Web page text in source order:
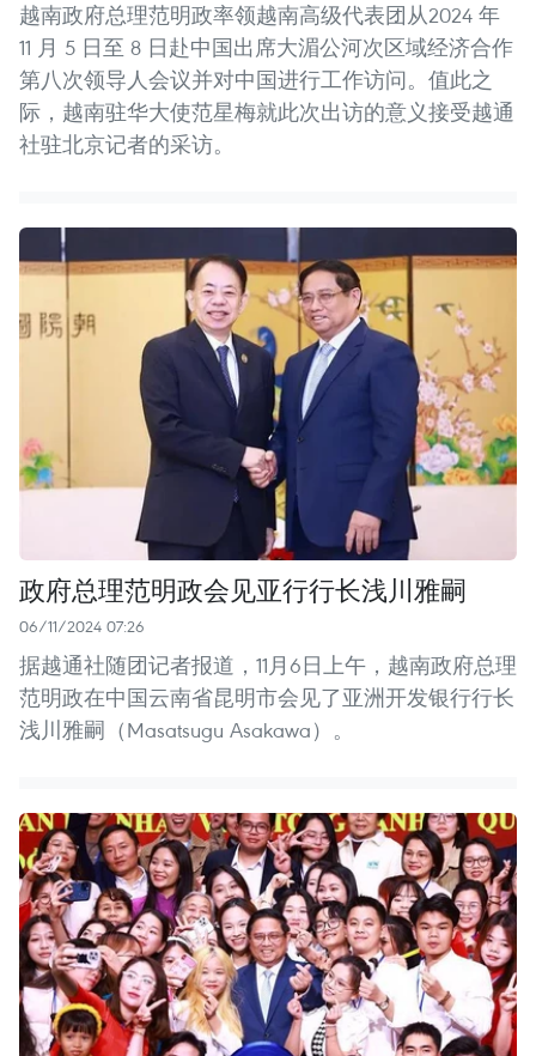
越南政府总理范明政率领越南高级代表团从2024 年
11 月 5 日至 8 日赴中国出席大湄公河次区域经济合作
第八次领导人会议并对中国进行工作访问。值此之
际，越南驻华大使范星梅就此次出访的意义接受越通
社驻北京记者的采访。
政府总理范明政会见亚行行长浅川雅嗣
06/11/2024 07:26
据越通社随团记者报道，11月6日上午，越南政府总理
范明政在中国云南省昆明市会见了亚洲开发银行行长
浅川雅嗣（Masatsugu Asakawa）。